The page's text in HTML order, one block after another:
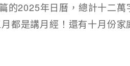
的2025年日曆，總計十二
都是講月經！還有十月份家